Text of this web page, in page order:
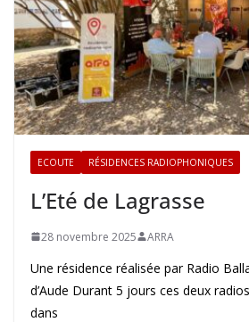
ECOUTE RÉSIDENCES RADIOPHONIQUES
L’Eté de Lagrasse
28 novembre 2025 ARRA
Une résidence réalisée par Radio
d’Aude Durant 5 jours ces deux
dans